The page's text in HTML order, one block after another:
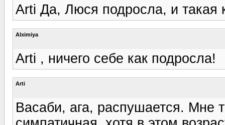
Arti Да, Люся подросла, и
Alximiya
Arti , ничего себе как подросла!
Arti
Васаби, ага, распушается. Мне